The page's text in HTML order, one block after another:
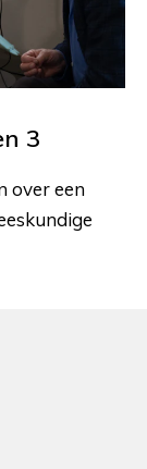
3
over een